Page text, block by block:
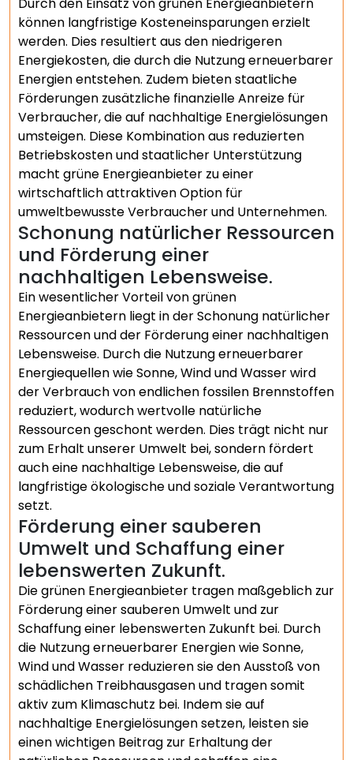
können langfristige Kosteneinsparungen erzielt
werden. Dies resultiert aus den niedrigeren
Energiekosten, die durch die Nutzung erneuerbarer
Energien entstehen. Zudem bieten staatliche
Förderungen zusätzliche finanzielle Anreize für
Verbraucher, die auf nachhaltige Energielösungen
umsteigen. Diese Kombination aus reduzierten
Betriebskosten und staatlicher Unterstützung
macht grüne Energieanbieter zu einer
wirtschaftlich attraktiven Option für
umweltbewusste Verbraucher und Unternehmen.
Schonung natürlicher Ressourcen
und Förderung einer
nachhaltigen Lebensweise.
Ein wesentlicher Vorteil von grünen
Energieanbietern liegt in der Schonung natürlicher
Ressourcen und der Förderung einer nachhaltigen
Lebensweise. Durch die Nutzung erneuerbarer
Energiequellen wie Sonne, Wind und Wasser wird
der Verbrauch von endlichen fossilen Brennstoffen
reduziert, wodurch wertvolle natürliche
Ressourcen geschont werden. Dies trägt nicht nur
zum Erhalt unserer Umwelt bei, sondern fördert
auch eine nachhaltige Lebensweise, die auf
langfristige ökologische und soziale Verantwortung
setzt.
Förderung einer sauberen
Umwelt und Schaffung einer
lebenswerten Zukunft.
Die grünen Energieanbieter tragen maßgeblich zur
Förderung einer sauberen Umwelt und zur
Schaffung einer lebenswerten Zukunft bei. Durch
die Nutzung erneuerbarer Energien wie Sonne,
Wind und Wasser reduzieren sie den Ausstoß von
schädlichen Treibhausgasen und tragen somit
aktiv zum Klimaschutz bei. Indem sie auf
nachhaltige Energielösungen setzen, leisten sie
einen wichtigen Beitrag zur Erhaltung der